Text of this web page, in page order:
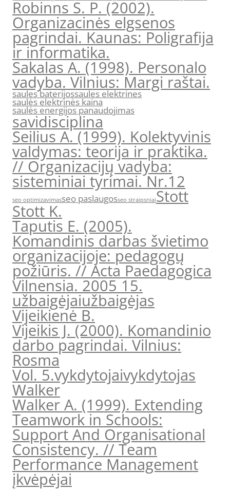
Robinns S. P. (2002).
Organizacinės elgsenos
pagrindai. Kaunas: Poligrafija
ir informatika.
Sakalas A. (1998). Personalo
vadyba. Vilnius: Margi raštai.
saules baterijossaules elektrines
saulės elektrinės kaina
saulės energijos panaudojimas
savidisciplina
Seilius A. (1999). Kolektyvinis
valdymas: teorija ir praktika.
// Organizacijų vadyba:
sisteminiai tyrimai. Nr.12
seo optimizavimasseo paslaugosseo straipsniaiStott
Stott K.
Taputis E. (2005).
Komandinis darbas švietimo
organizacijoje: pedagogų
požiūris. // Acta Paedagogica
Vilnensia. 2005 15.
užbaigėjaiužbaigėjas
Vijeikienė B.
Vijeikis J. (2000). Komandinio
darbo pagrindai. Vilnius:
Rosma
Vol. 5.vykdytojaivykdytojas
Walker
Walker A. (1999). Extending
Teamwork in Schools:
Support And Organisational
Consistency. // Team
Performance Management
įkvėpėjai